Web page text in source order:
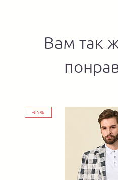
Вам так
-65%